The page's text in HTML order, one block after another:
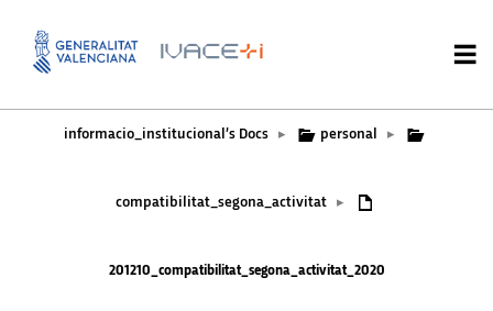
informacio_institucional’s Docs ▸ personal ▸
compatibilitat_segona_activitat ▸
201210_compatibilitat_segona_activitat_2020